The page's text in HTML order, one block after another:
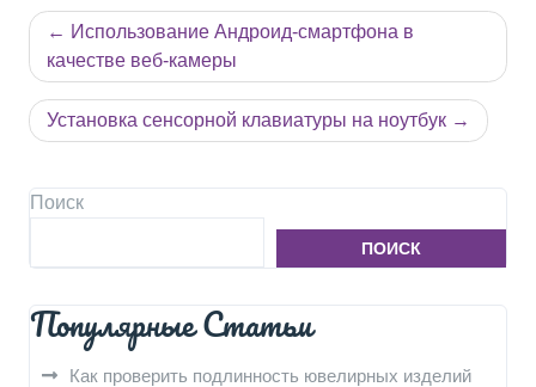
Навигация
по
записям
Использование Андроид-смартфона в
качестве веб-камеры
Установка сенсорной клавиатуры на ноутбук
Поиск
ПОИСК
Популярные Статьи
Как проверить подлинность ювелирных изделий